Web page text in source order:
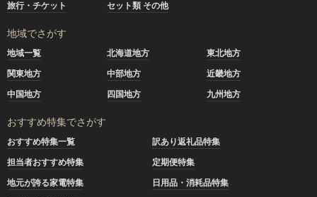
旅行・チケット
セット類 その他
地域でさがす
地域一覧 北海道地方
東北地方
関東地方
中部地方
近畿地方
中国地方
四国地方 九州地方
おすすめ特集でさがす
おすすめ特集一覧
訳あり返礼品特集
担当者おすすめ特集
定期便特集
地元が誇る家電特集
日用品・消耗品特集